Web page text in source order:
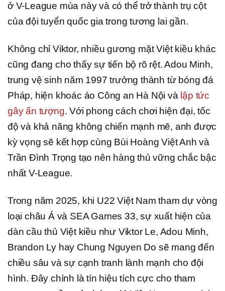
ở V-League mùa này và có thể trở thành trụ cột
của đội tuyển quốc gia trong tương lai gần.
Không chỉ Viktor, nhiều gương mặt Việt kiều khác
cũng đang cho thấy sự tiến bộ rõ rệt. Adou Minh,
trung vệ sinh năm 1997 trưởng thành từ bóng đá
Pháp, hiện khoác áo Công an Hà Nội và lập tức
gây ấn tượng. Với phong cách chơi hiện đại, tốc
độ và khả năng không chiến mạnh mẽ, anh được
kỳ vọng sẽ kết hợp cùng Bùi Hoàng Việt Anh và
Trần Đình Trọng tạo nên hàng thủ vững chắc bậc
nhất V-League.
Trong năm 2025, khi U22 Việt Nam tham dự vòng
loại châu Á và SEA Games 33, sự xuất hiện của
dàn cầu thủ Việt kiều như Viktor Le, Adou Minh,
Brandon Ly hay Chung Nguyen Do sẽ mang đến
chiều sâu và sự cạnh tranh lành mạnh cho đội
hình. Đây chính là tín hiệu tích cực cho tham